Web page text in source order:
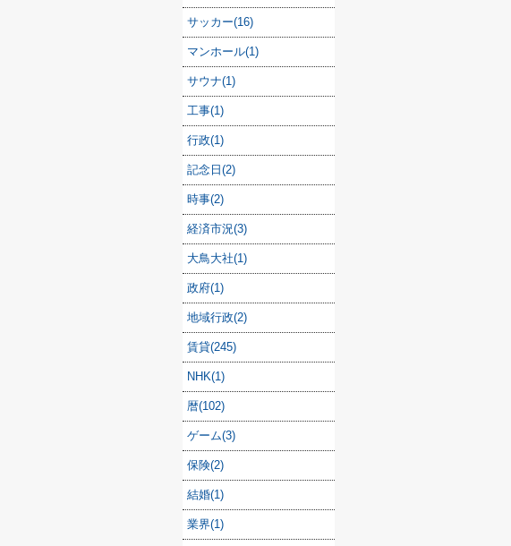
サッカー(16)
マンホール(1)
サウナ(1)
工事(1)
行政(1)
記念日(2)
時事(2)
経済市況(3)
大鳥大社(1)
政府(1)
地域行政(2)
賃貸(245)
NHK(1)
暦(102)
ゲーム(3)
保険(2)
結婚(1)
業界(1)